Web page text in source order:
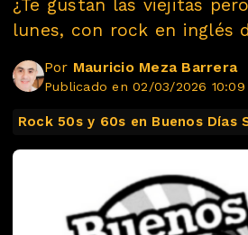
¿Te gustan las viejitas
lunes, con rock en inglés
Por Mauricio Meza Barrera
Publicado en 02/03/2026 10:09
Rock 50s y 60s en Buenos Días